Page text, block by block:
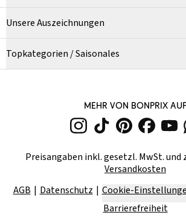
Unsere Auszeichnungen
Topkategorien / Saisonales
MEHR VON BONPRIX AUF
Preisangaben inkl. gesetzl. MwSt. und
Versandkosten
AGB
Datenschutz Cookie-
Barrierefreiheit